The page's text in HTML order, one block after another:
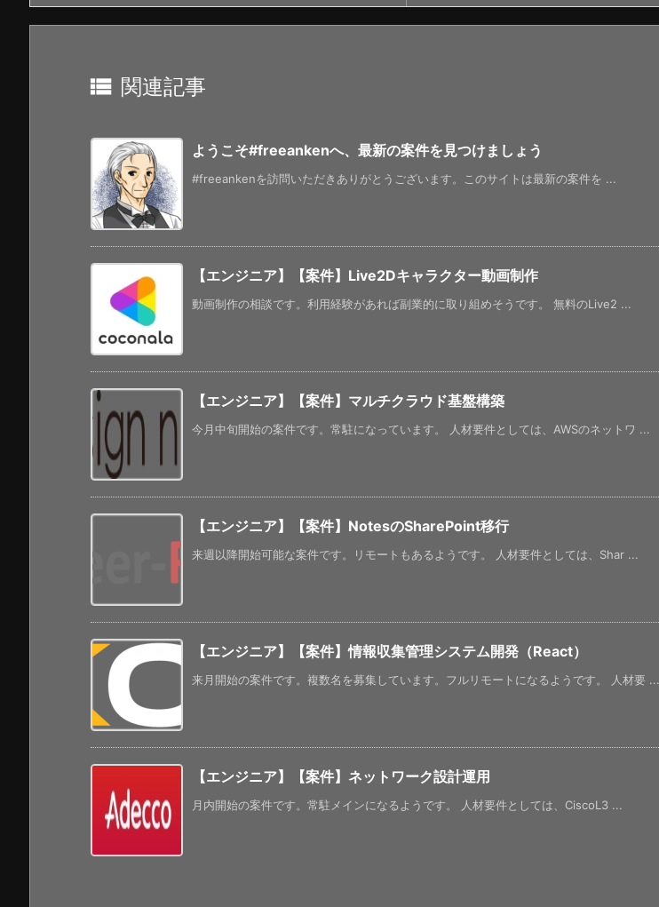
 関連記事
ようこそ#freeankenへ、最新の案件を見つけましょう
#freeankenを訪問いただきありがとうございます。このサイトは最新の案件を ...
【エンジニア】【案件】Live2Dキャラクター動画制作
動画制作の相談です。利用経験があれば副業的に取り組めそうです。 無料のLive2 ...
【エンジニア】【案件】マルチクラウド基盤構築
今月中旬開始の案件です。常駐になっています。 人材要件としては、AWSのネットワ ...
【エンジニア】【案件】NotesのSharePoint移行
来週以降開始可能な案件です。リモートもあるようです。 人材要件としては、Shar ...
【エンジニア】【案件】情報収集管理システム開発（React）
来月開始の案件です。複数名を募集しています。フルリモートになるようです。 人材要 ...
【エンジニア】【案件】ネットワーク設計運用
月内開始の案件です。常駐メインになるようです。 人材要件としては、CiscoL3 ...